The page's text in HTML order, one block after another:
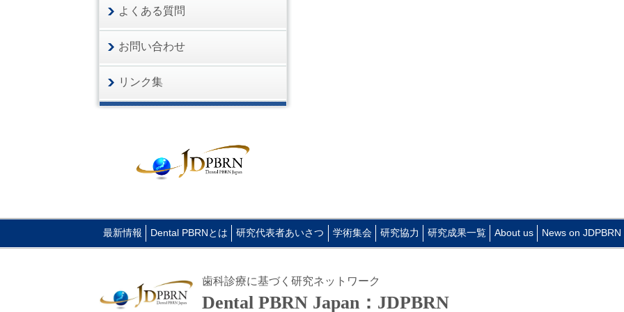
よくある質問
お問い合わせ
リンク集
最新情報 Dental PBRNとは 研究代表者あいさつ 学術集会 研究協力 研究成果一覧 About us News on JDPBRN
歯科診療に基づく研究ネットワーク
Dental PBRN Japan：JDPBRN